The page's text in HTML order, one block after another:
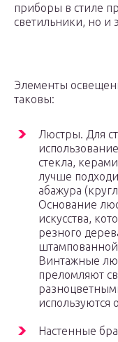
приборы в стиле
светильники, но и
Элементы
таковы:
Люстры. Для
стекла,
лучше
абажура
Основание
искусства,
резного
Винтажные
преломляют
Настенные